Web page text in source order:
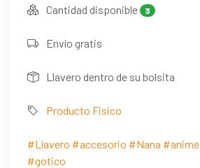
Cantidad disponible 3
Envío gratis
Llavero dentro de su bolsita
Producto Fisico
#Llavero #accesorio #Nana #anime
#gotico